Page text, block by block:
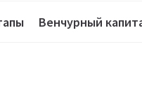
Венчурный